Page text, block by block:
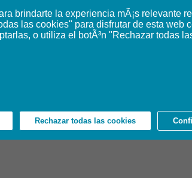
brindarte la experiencia mÃ¡s relevante
las cookies" para disfrutar de esta web
o utiliza el botÃ³n "Rechazar todas
Rechazar todas las cookies